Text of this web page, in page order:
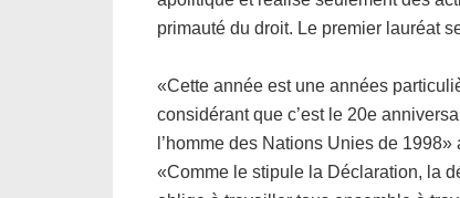
primauté du droit. Le premier lauréat
«Cette année est une années
considérant que c’est le 20e
l’homme des Nations Unies de
«Comme le stipule la Déclaration, la